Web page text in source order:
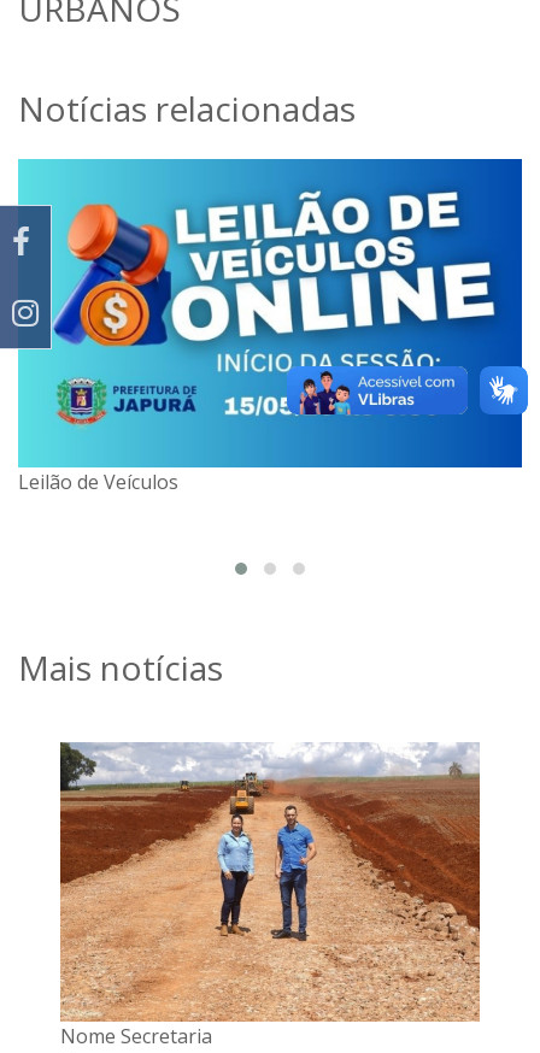
Notícias relacionadas
Leilão de Veículos
Leilão de bens e imóveis
Mais notícias
Nome Secretaria